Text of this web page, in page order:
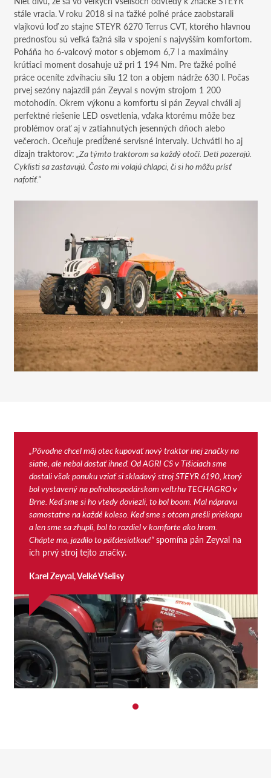
stále vracia. V roku 2018 si na ťažké poľné práce zaobstarali
vlajkovú loď zo stajne STEYR 6270 Terrus CVT, ktorého hlavnou
prednosťou sú veľká ťažná sila v spojení s najvyšším komfortom.
Poháňa ho 6-valcový motor s objemom 6,7 l a maximálny
krútiaci moment dosahuje už pri 1 194 Nm. Pre ťažké poľné
práce oceníte zdvíhaciu silu 12 ton a objem nádrže 630 l. Počas
prvej sezóny najazdil pán Zeyval s novým strojom 1 200
motohodín. Okrem výkonu a komfortu si pán Zeyval chváli aj
perfektné riešenie LED osvetlenia, vďaka ktorému môže bez
problémov orať aj v zatiahnutých jesenných dňoch alebo
večeroch. Oceňuje predĺžené servisné intervaly. Uchvátil ho aj
dizajn traktorov: „Za týmto traktorom sa každý otočí. Deti pozerajú.
Cyklisti sa zastavujú. Často mi volajú chlapci, či si ho môžu prísť
nafotiť.“
„Pôvodne chcel môj otec kupovať nový traktor inej značky na
siatie, ale nebol dostať ihneď. Od AGRI CS v Tišiciach sme
dostali však ponuku vziať si skladový stroj STEYR 6190, ktorý
bol vystavený na poľnohospodárskom veľtrhu TECHAGRO v
Brne. Keď sme si ho vtedy doviezli, to bol boom. Mal nápravu
samostatne na každé koleso. Keď sme s otcom prešli priekopu
a len sme sa zhupli, bol to rozdiel v komforte ako hrom.
Chápte ma, jazdilo to päťdesiatkou!“spomína pán Zeyval na
ich prvý stroj tejto značky.
Karel Zeyval, Velké Všelisy